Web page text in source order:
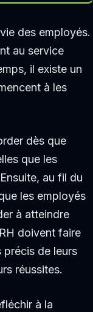
des employés.
au service
il existe un
à les
dès que
que les
au fil du
les employés
à atteindre
doivent faire
précis de leurs
réussites.
à la